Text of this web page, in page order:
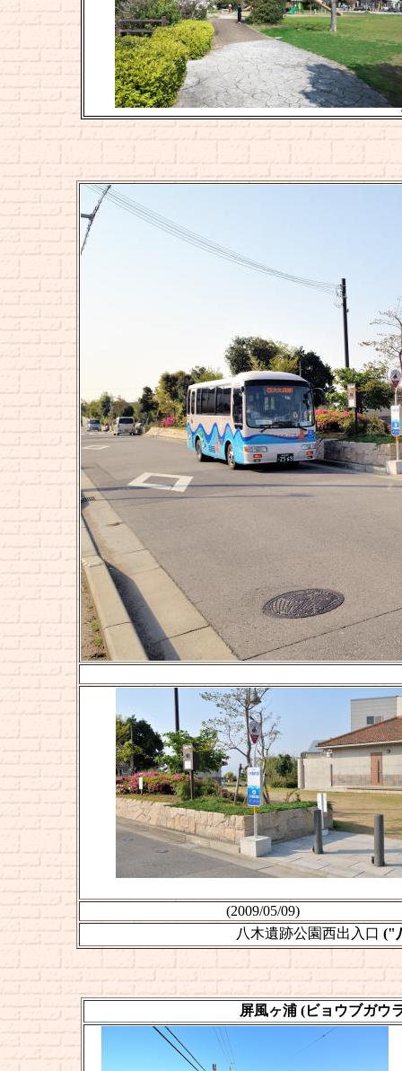
(2009/05/09)
八木遺跡公園西出入口 ("
屏風ヶ浦 (ビョウブガウ